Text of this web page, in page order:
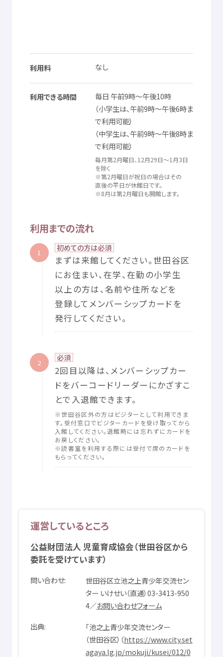
利用料 なし
利用できる時間 毎日 午前9時～午後10時
（小学生は、午前9時～午後6時ま
で利用可能）
（中学生は、午前9時～午後8時ま
で利用可能）
毎月第2月曜日、12月29日～1 月3日
を除く
※第2月曜日が祝日の場合はその
直後の平日が休館日です。
※8月は第2月曜日も開館します。
利用までの流れ
1 初めての方は必須
まずは来館 してください。世田谷区
にお住 まい、在学、在勤 の小学生
以上 の方は、名前や住所 などを
登録 してメンバーシップカードを
発行 してください。
2 必須
2回 目以降 は、メンバーシップカー
ドをバーコードリーダーにかざすこ
とで 入退館できます。
※世田谷区外の方はビジターとして利用できま
す。 受付窓口でビジターカードを受け取ってから
入館 してください。退館時には忘れずにカードを
お戻 しください。
※読書室を利用する 際には受付で席のカードを
もらってください。
運営しているところ
公益財団法人 児童育成協会（世田谷区から
委託を受けています）
問い合わせ 世田谷区立池之上青少年交流セン
ター いけせい（直通）03-3413-950
4／お問い合わせフォーム
出典
「池之上青少年交流センター
（世田谷区）（https://www.city.set
agaya.lg.jp/mokuji/kusei/012/0